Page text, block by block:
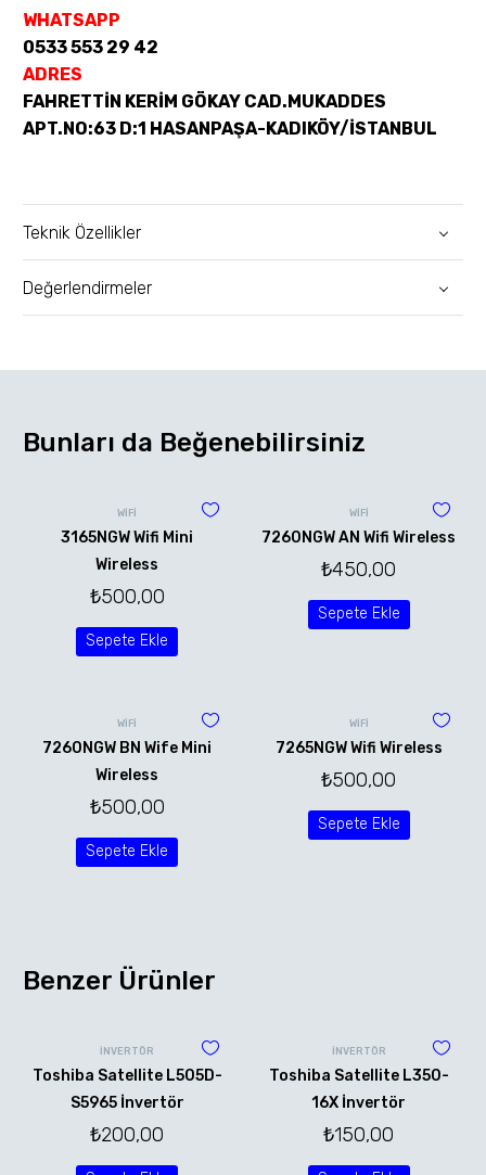
WHATSAPP
0533 553 29 42
ADRES
FAHRETTİN KERİM GÖKAY CAD.MUKADDES
APT.NO:63 D:1 HASANPAŞA-KADIKÖY/İSTANBUL
Teknik Özellikler
Değerlendirmeler
Bunları da Beğenebilirsiniz
WİFİ
3165NGW Wifi Mini
Wireless
₺500,00
Sepete Ekle
WİFİ
7260NGW AN Wifi Wireless
₺450,00
Sepete Ekle
WİFİ
7260NGW BN Wife Mini
Wireless
₺500,00
Sepete Ekle
WİFİ
7265NGW Wifi Wireless
₺500,00
Sepete Ekle
Benzer Ürünler
İNVERTÖR
Toshiba Satellite L505D-
S5965 İnvertör
₺200,00
İNVERTÖR
Toshiba Satellite L350-
16X İnvertör
₺150,00